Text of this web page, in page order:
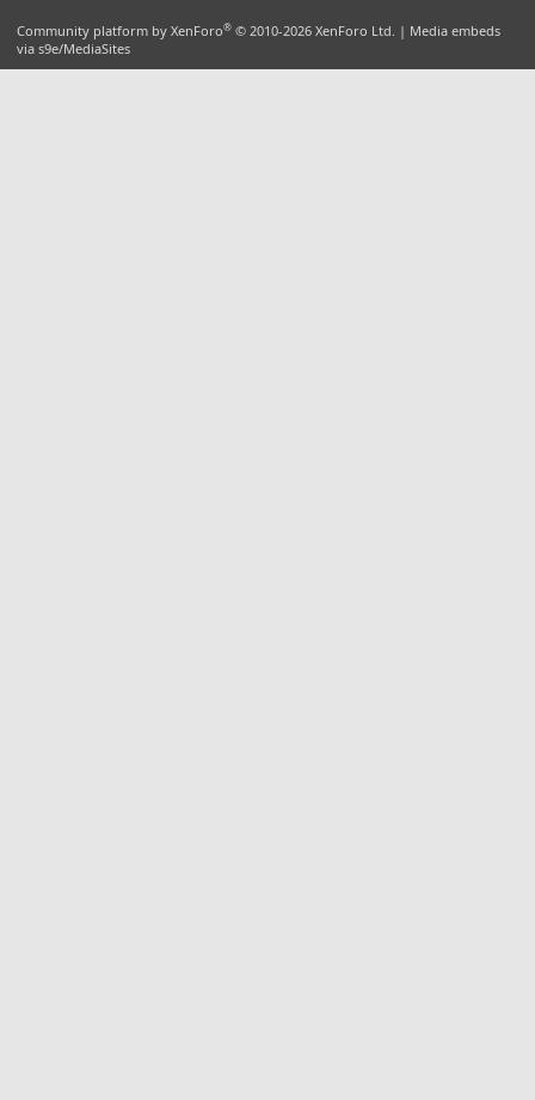
Community platform by XenForo® © 2010-2026 XenForo Ltd. | Media embeds
via s9e/MediaSites